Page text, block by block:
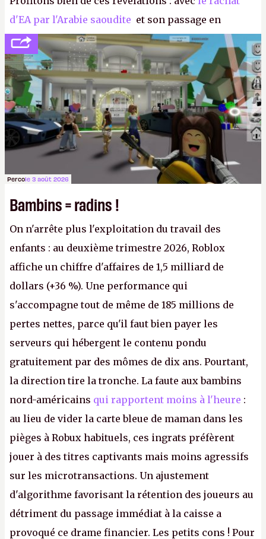
d'EA par l'Arabie saoudite et son passage en
société privée, l'éditeur n'aura bientôt plus
l'obligation de publier ses bilans. Encore une
victoire pour la transparence.P.
Percole 3 août 2026
Bambins = radins !
On n'arrête plus l'exploitation du travail des
enfants : au deuxième trimestre 2026, Roblox
affiche un chiffre d'affaires de 1,5 milliard de
dollars (+36 %). Une performance qui
s'accompagne tout de même de 185 millions de
pertes nettes, parce qu'il faut bien payer les
serveurs qui hébergent le contenu pondu
gratuitement par des mômes de dix ans. Pourtant,
la direction tire la tronche. La faute aux bambins
nord-américains qui rapportent moins à l'heure :
au lieu de vider la carte bleue de maman dans les
pièges à Robux habituels, ces ingrats préfèrent
jouer à des titres captivants mais moins agressifs
sur les microtransactions. Un ajustement
d'algorithme favorisant la rétention des joueurs au
détriment du passage immédiat à la caisse a
provoqué ce drame financier. Les petits cons ! Pour